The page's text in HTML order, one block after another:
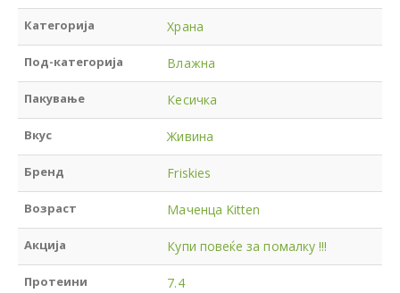
Категорија Храна
Под-категорија Влажна
Пакување Кесичка
Вкус Живина
Бренд Friskies
Возраст Маченца Kitten
Акција Купи повеќе за помалку !!!
Протеини 7.4